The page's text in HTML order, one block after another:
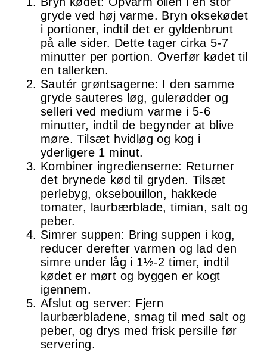
gryde ved høj varme. Bryn oksekødet
i portioner, indtil det er gyldenbrunt
på alle sider. Dette tager cirka 5-7
minutter per portion. Overfør kødet til
en tallerken.
Sautér grøntsagerne: I den samme
gryde sauteres løg, gulerødder og
selleri ved medium varme i 5-6
minutter, indtil de begynder at blive
møre. Tilsæt hvidløg og kog i
yderligere 1 minut.
Kombiner ingredienserne: Returner
det brynede kød til gryden. Tilsæt
perlebyg, oksebouillon, hakkede
tomater, laurbærblade, timian, salt og
peber.
Simrer suppen: Bring suppen i kog,
reducer derefter varmen og lad den
simre under låg i 1½-2 timer, indtil
kødet er mørt og byggen er kogt
igennem.
Afslut og server: Fjern
laurbærbladene, smag til med salt og
peber, og drys med frisk persille før
servering.